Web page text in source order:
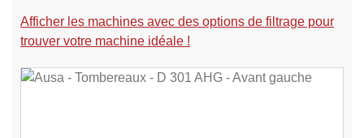
Afficher les machines avec des options de filtrage pour
trouver votre machine idéale !